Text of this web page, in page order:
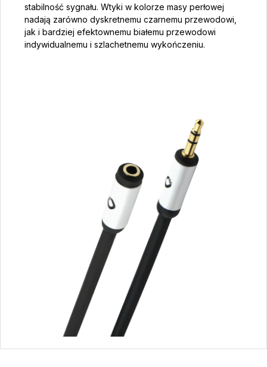
stabilność sygnału. Wtyki w kolorze masy perłowej
nadają zarówno dyskretnemu czarnemu przewodowi,
jak i bardziej efektownemu białemu przewodowi
indywidualnemu i szlachetnemu wykończeniu.